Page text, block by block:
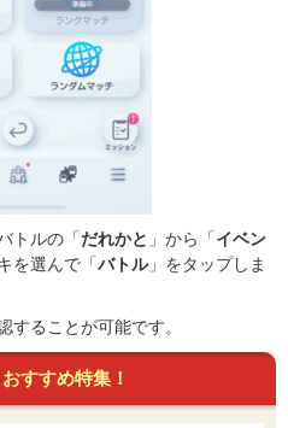
トルの「だれかと 」から「イベン
を選んで「バトル」をタップしま
することが可能です。
すすめ特集！